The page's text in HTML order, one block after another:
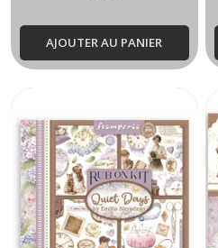
AJOUTER AU PANIER